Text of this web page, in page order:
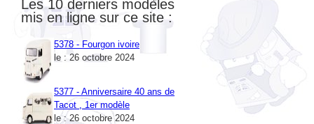
Les 10 derniers modèles
mis en ligne sur ce site :
5378 - Fourgon ivoire
le : 26 octobre 2024
5377 - Anniversaire 40 ans de
Tacot , 1er modèle
le : 26 octobre 2024